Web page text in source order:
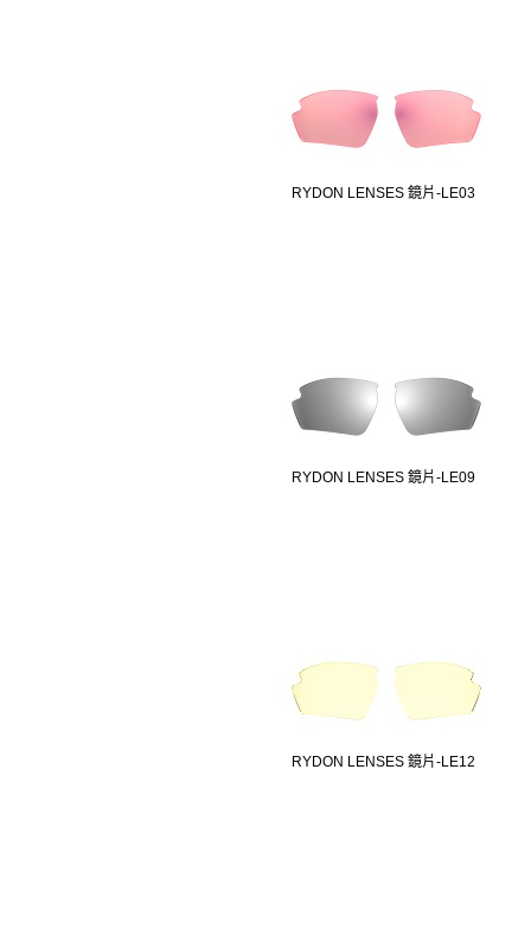
RYDON LENSES 鏡片-LE03
RYDON LENSES 鏡片-LE09
RYDON LENSES 鏡片-LE12